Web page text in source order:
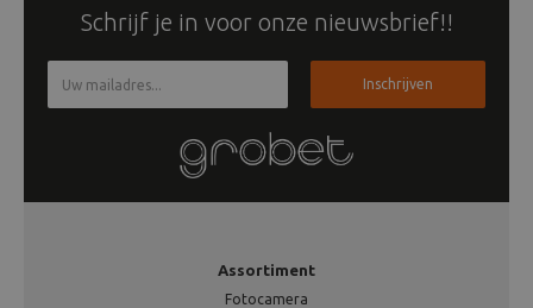
Schrijf je in voor onze nieuwsbrief!!
Inschrijven
Assortiment
Fotocamera